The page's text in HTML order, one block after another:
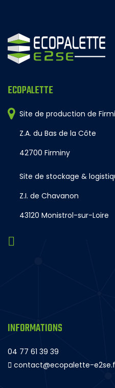
ECOPALETTE
Site de production de
Z.A. du Bas de la Côte
42700 Firminy
Site de stockage &
Z.I. de Chavanon
43120 Monistrol-sur-Loire
INFORMATIONS
04 77 61 39 39
contact@ecopalette-